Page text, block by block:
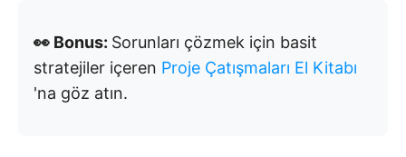
👀 Bonus: Sorunları çözmek için basit
stratejiler içeren Proje Çatışmaları El Kitabı
'na göz atın.